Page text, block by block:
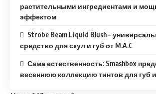
растительными ингредиентами и
эффектом
Strobe Beam Liquid Blush –
средство для скул и губ от M.A.C
Сама естественность: Smashbox
весеннюю коллекцию тинтов для губ